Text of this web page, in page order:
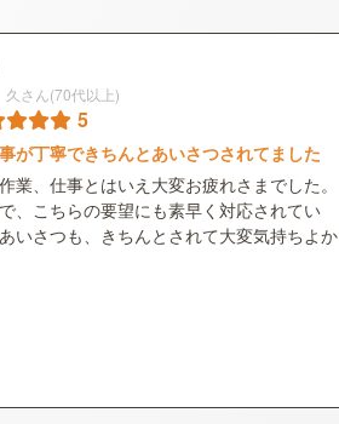
さん(70代以上)
5
が丁寧できちんとあいさつされてました
業、仕事とはいえ大変お疲れさまでした。
、こちらの要望にも素早く対応されてい
いさつも、きちんとされて大変気持ちよか